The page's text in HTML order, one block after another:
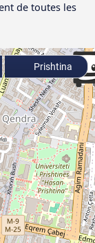
de toutes les
Prishtina